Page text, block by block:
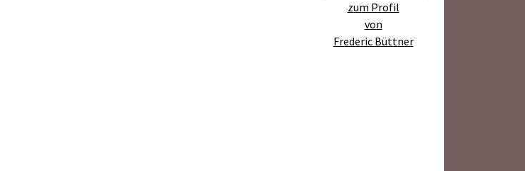
zum Profil
von
Frederic Büttner